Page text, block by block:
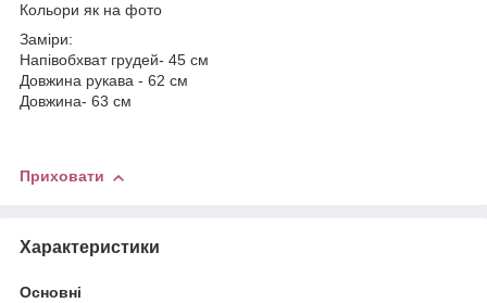
Кольори як на фото
Заміри:
Напівобхват грудей- 45 см
Довжина рукава - 62 см
Довжина- 63 см
Приховати
Характеристики
Основні